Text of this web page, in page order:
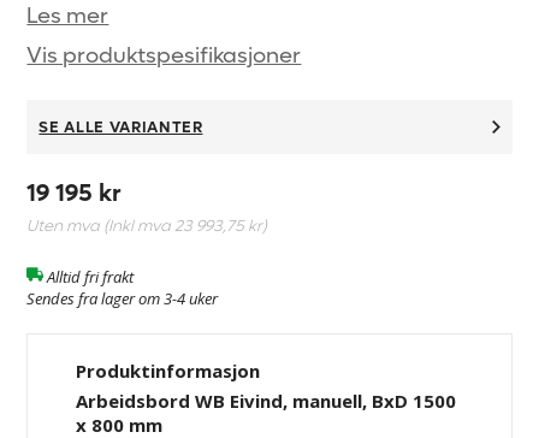
Les mer
Vis produktspesifikasjoner
SE ALLE VARIANTER
19 195 kr
Uten mva (Inkl mva 23 993,75 kr)
Alltid fri frakt
Sendes fra lager om 3-4 uker
Produktinformasjon
Arbeidsbord WB Eivind, manuell, BxD 1500
x 800 mm